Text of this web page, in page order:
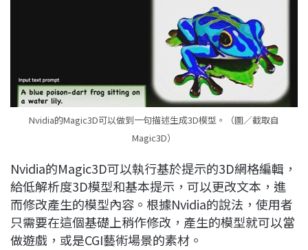
Nvidia的Magic3D可以做到一句描述生成3D模型。（圖／截取自
Magic3D）
Nvidia的Magic3D可以執行基於提示的3D網格編輯，
給低解析度3D模型和基本提示，可以更改文本，進
而修改產生的模型內容。根據Nvidia的說法，使用者
只需要在這個基礎上稍作修改，產生的模型就可以當
做遊戲，或是CGI藝術場景的素材。